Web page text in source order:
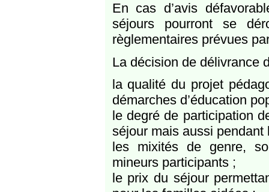
En cas d’avis
séjours pourront se
règlementaires prévues
La décision de délivrance
la qualité du projet
démarches d’éducation
le degré de participation
séjour mais aussi pendant
les mixités de genre,
mineurs participants ;
le prix du séjour